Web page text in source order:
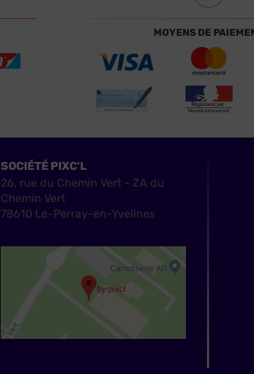
MOYENS DE
SOCIÉTÉ PIXC'L
26, rue du Chemin Vert - ZA du
Chemin Vert
78610 Le-Perray-en-Yvelines